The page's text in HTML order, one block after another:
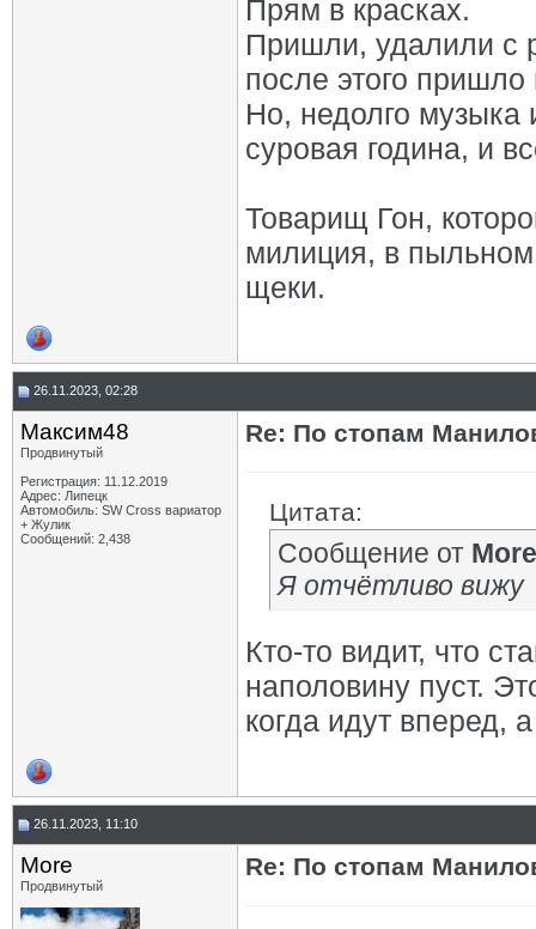
Прям в красках.
Пришли, удалили с
после этого
Но, недолго музыка
суровая година, и
Товарищ Гон,
милиция, в пыльном
щеки.
26.11.2023, 02:28
Максим48
Продвинутый
Регистрация: 11.12.2019
Адрес: Липецк
Автомобиль: SW Cross вариатор
+ Жулик
Сообщений: 2,438
Re: По стопам
Цитата:
Сообщение от More
Я отчётливо вижу
Кто-то видит, что
наполовину пуст.
когда идут вперед,
26.11.2023, 11:10
More
Продвинутый
Re: По стопам